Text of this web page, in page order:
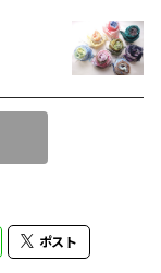
ポスト